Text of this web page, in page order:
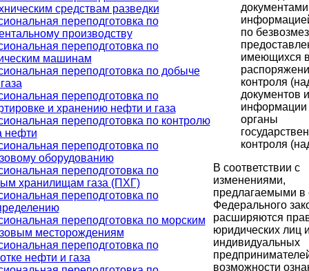
средствам разведки
переподготовка по
производству
переподготовка по
машинам
переподготовка по добыче
переподготовка по
и хранению нефти и газа
переподготовка по контролю
нефти
переподготовка по
оборудованию
переподготовка по
хранилищам газа (ПХГ)
переподготовка по
переподготовка по морским
месторождениям
переподготовка по
нефти и газа
по
имеющихся
контроля
документов
информации
органы
контроля
В соответствии с
изменениями,
предлагаемыми в
Федерального
расширяются
юридических лиц
индивидуальных
возможности